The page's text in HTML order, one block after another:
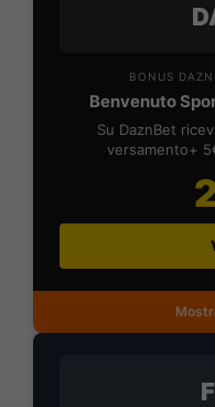
BONUS
Benvenuto
Su DaznBet
versamento+